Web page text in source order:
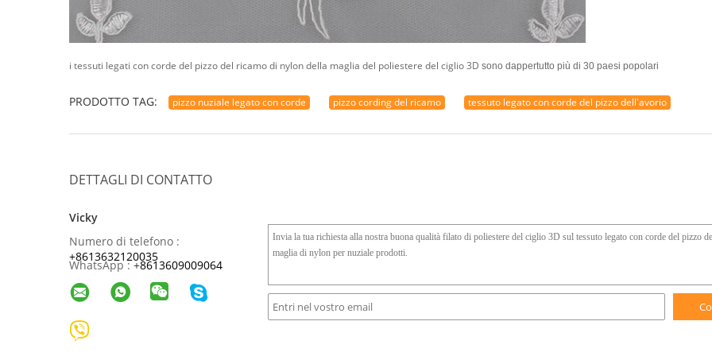
i tessuti legati con corde del pizzo del ricamo di nylon della maglia del poliestere del ciglio 3D sono dappertutto più di 30 paesi popolari
PRODOTTO TAG: pizzo nuziale legato con corde pizzo cording del ricamo tessuto legato con corde del pizzo dell'avorio
DETTAGLI DI CONTATTO
Vicky
Numero di telefono :
+8613632120035
WhatsApp :+8613609009064